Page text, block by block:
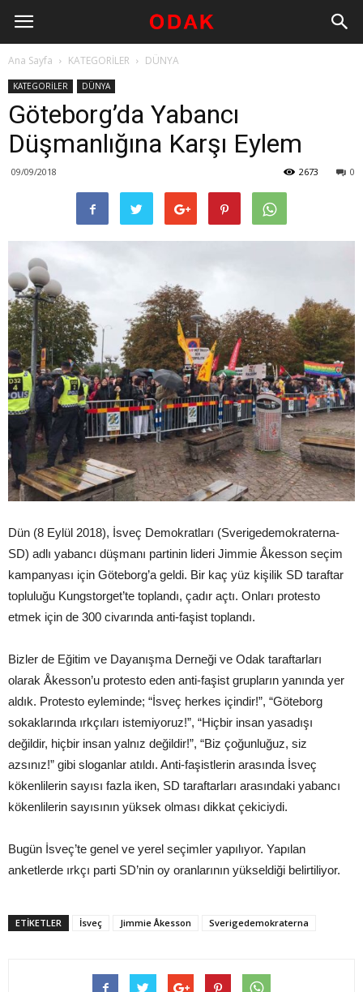
Ana Sayfa KATEGORİLER DÜNYA
KATEGORİLER DÜNYA
Göteborg’da Yabancı
Düşmanlığına Karşı Eylem
09/09/2018 0
2673
Dün (8 Eylül 2018), İsveç Demokratları (Sverigedemokraterna-
SD) adlı yabancı düşmanı partinin lideri Jimmie Åkesson seçim
kampanyası için Göteborg’a geldi. Bir kaç yüz kişilik SD taraftar
topluluğu Kungstorget’te toplandı, çadır açtı. Onları protesto
etmek için de 300 civarında anti-faşist toplandı.
Bizler de Eğitim ve Dayanışma Derneği ve Odak taraftarları
olarak Åkesson’u protesto eden anti-faşist grupların yanında yer
aldık. Protesto eyleminde; “İsveç herkes içindir!”, “Göteborg
sokaklarında ırkçıları istemiyoruz!”, “Hiçbir insan yasadışı
değildir, hiçbir insan yalnız değildir!”, “Biz çoğunluğuz, siz
azsınız!” gibi sloganlar atıldı. Anti-faşistlerin arasında İsveç
kökenlilerin sayısı fazla iken, SD taraftarları arasındaki yabancı
kökenlilerin sayısının yüksek olması dikkat çekiciydi.
Bugün İsveç’te genel ve yerel seçimler yapılıyor. Yapılan
anketlerde ırkçı parti SD’nin oy oranlarının yükseldiği belirtiliyor.
ETIKETLER İsveç Jimmie Åkesson Sverigedemokraterna